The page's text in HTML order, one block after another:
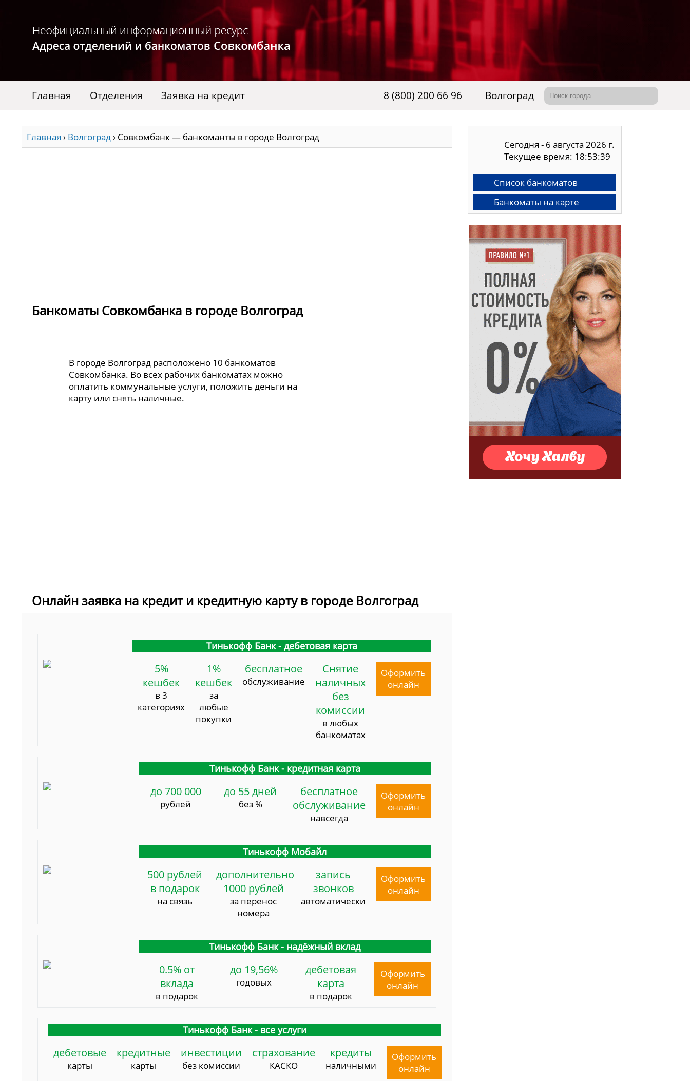
Главная Отделения Заявка на кредит 8 (800) 200 66 96 Волгоград
Главная › Волгоград› Совкомбанк — банкоманты в городе Волгоград
Банкоматы Совкомбанка в городе Волгоград
В городе Волгоград расположено 10 банкоматов
Совкомбанка. Во всех рабочих банкоматах можно
оплатить коммунальные услуги, положить деньги на
карту или снять наличные.
Онлайн заявка на кредит и кредитную карту в городе Волгоград
Тинькофф Банк - дебетовая карта
5%
кешбек
в 3
категориях
1%
кешбек
за
любые
покупки
бесплатное
обслуживание
Снятие
наличных
без
комиссии
в любых
банкоматах
Оформить
онлайн
Тинькофф Банк - кредитная карта
до 700 000
рублей
до 55 дней
без %
бесплатное
обслуживание
навсегда
Оформить
онлайн
Тинькофф Мобайл
500 рублей
в подарок
на связь
дополнительно
1000 рублей
за перенос
номера
запись
звонков
автоматически
Оформить
онлайн
Тинькофф Банк - надёжный вклад
0.5% от
вклада
в подарок
до 19,56%
годовых
дебетовая
карта
в подарок
Оформить
онлайн
Тинькофф Банк - все услуги
дебетовые
карты
кредитные
карты
инвестиции
без комиссии
страхование
КАСКО
кредиты
наличными
Оформить
онлайн
Сегодня - 6 августа 2026 г.
Текущее время: 18:53:40
Список банкоматов
Банкоматы на карте